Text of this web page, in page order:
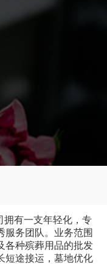
拥有一支年轻化，专
服务团队。业务范围
各种殡葬用品的批发
短途接运，墓地优化